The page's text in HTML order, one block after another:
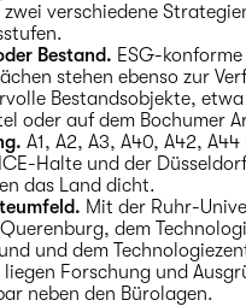
zwei verschiedene
Bestand. ESG-konforme
stehen ebenso zur
Bestandsobjekte, etwa
oder auf dem Bochumer
A1, A2, A3, A40, A42,
Halte und der
das Land dicht.
Mit der Ruhr-
dem
und dem
liegen Forschung und
neben den Bürolagen.